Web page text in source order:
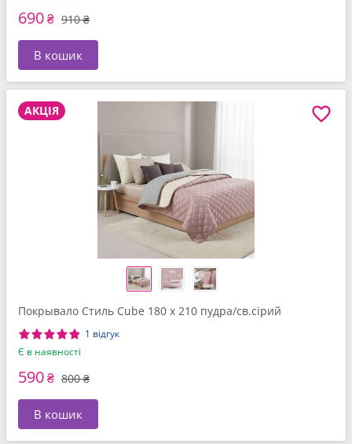
690₴ 910 ₴
В кошик
АКЦІЯ
Покрывало Стиль Cube 180 x 210 пудра/св.сірий
1 відгук
Є в наявності
590₴ 800 ₴
В кошик